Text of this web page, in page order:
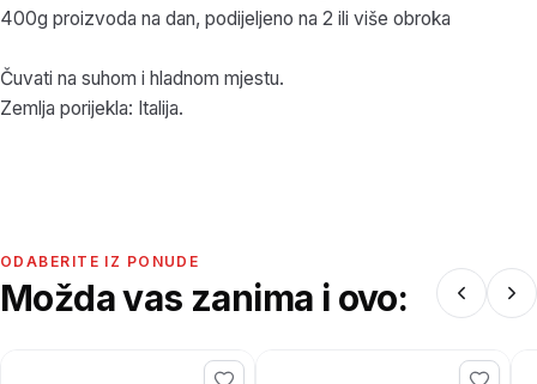
400g proizvoda na dan, podijeljeno na 2 ili više obroka
Čuvati na suhom i hladnom mjestu.
Zemlja porijekla: Italija.
ODABERITE IZ PONUDE
Možda vas zanima i ovo: